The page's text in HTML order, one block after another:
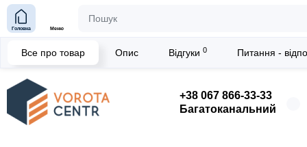
+38 067 866-33-33
Багатоканальний
Головна Меню
Все про товар Опис Відгуки 0 Питання -